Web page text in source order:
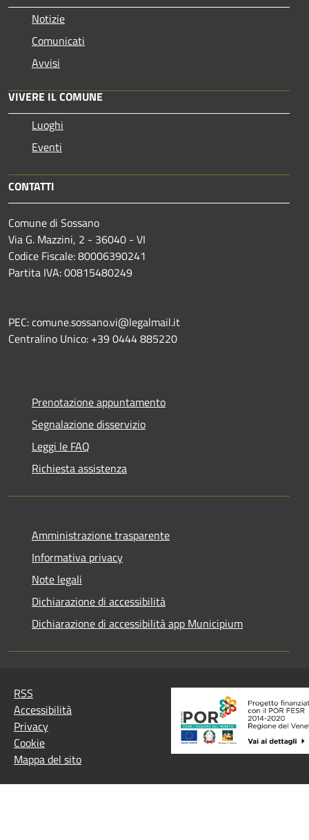
Notizie
Comunicati
Avvisi
VIVERE IL COMUNE
Luoghi
Eventi
CONTATTI
Comune di Sossano
Via G. Mazzini, 2 - 36040 - VI
Codice Fiscale: 80006390241
Partita IVA: 00815480249
PEC: comune.sossano.vi@legalmail.it
Centralino Unico: +39 0444 885220
Prenotazione appuntamento
Segnalazione disservizio
Leggi le FAQ
Richiesta assistenza
Amministrazione trasparente
Informativa privacy
Note legali
Dichiarazione di accessibilità
Dichiarazione di accessibilità app Municipium
RSS
Accessibilità
Privacy
Cookie
Mappa del sito